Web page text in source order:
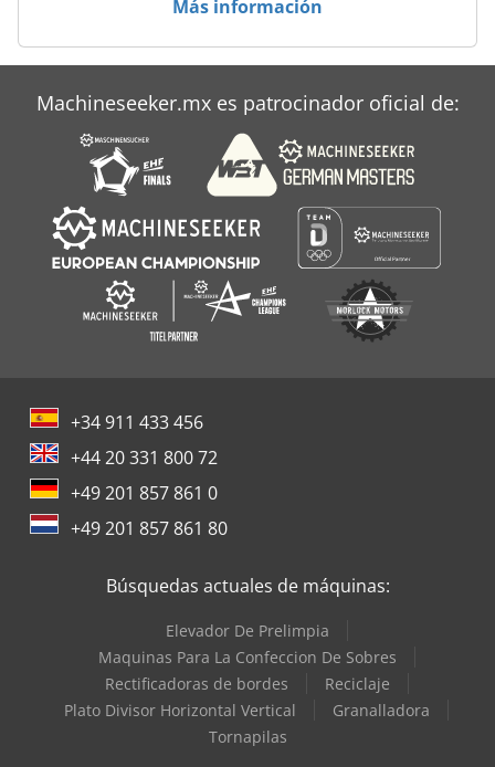
Fendt 926 Vario
Fendt 9470 X
Más información
Machineseeker.mx es patrocinador oficial de:
+34 911 433 456
+44 20 331 800 72
+49 201 857 861 0
+49 201 857 861 80
Búsquedas actuales de máquinas:
Elevador De Prelimpia
Maquinas Para La Confeccion De Sobres
Rectificadoras de bordes
Reciclaje
Plato Divisor Horizontal Vertical
Granalladora
Tornapilas